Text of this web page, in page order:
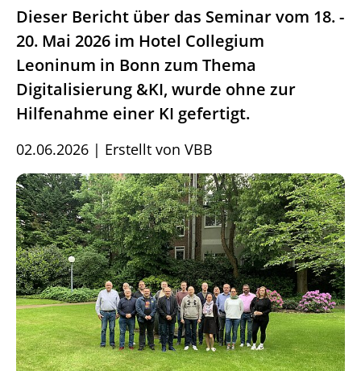
Dieser Bericht über das Seminar vom 18. -
20. Mai 2026 im Hotel Collegium
Leoninum in Bonn zum Thema
Digitalisierung &KI, wurde ohne zur
Hilfenahme einer KI gefertigt.
02.06.2026 | Erstellt von VBB